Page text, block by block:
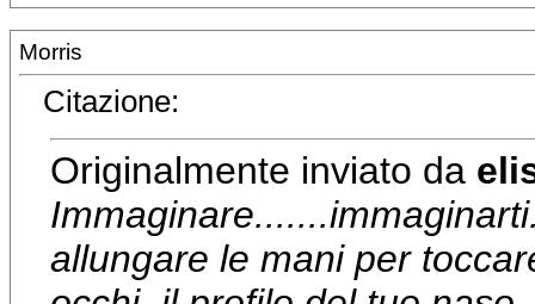
Morris
Citazione:
Originalmente inviato da
allungare le mani per